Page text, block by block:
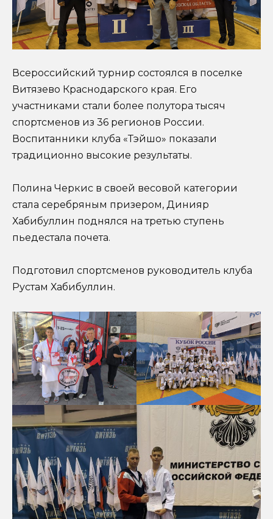
Всероссийский турнир состоялся в поселке
Витязево Краснодарского края. Его
участниками стали более полутора тысяч
спортсменов из 36 регионов России.
Воспитанники клуба «Тэйшо» показали
традиционно высокие результаты.
Полина Черкис в своей весовой категории
стала серебряным призером, Динияр
Хабибуллин поднялся на третью ступень
пьедестала почета.
Подготовил спортсменов руководитель клуба
Рустам Хабибуллин.